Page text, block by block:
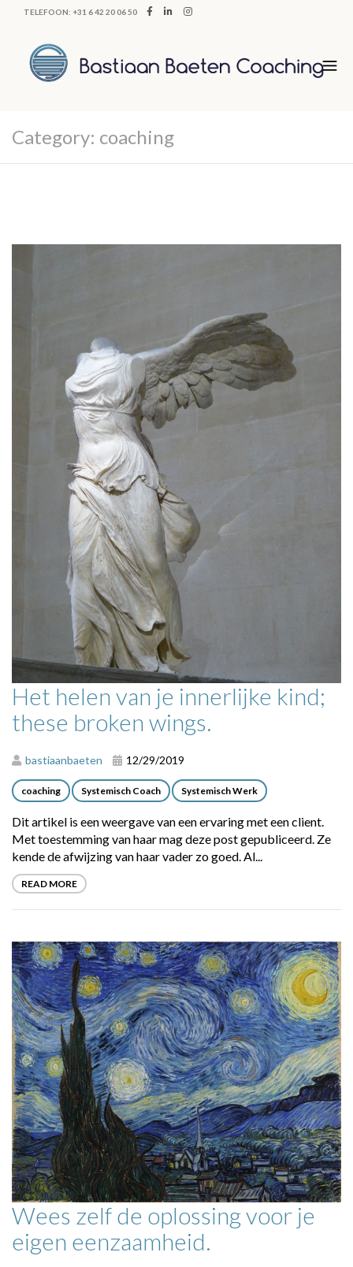
TELEFOON: +31 6 42 20 06 50
Category: coaching
Het helen van je innerlijke kind;
these broken wings.
bastiaanbaeten 12/29/2019
coaching Systemisch Coach Systemisch Werk
Dit artikel is een weergave van een ervaring met een client.
Met toestemming van haar mag deze post gepubliceerd. Ze
kende de afwijzing van haar vader zo goed. Al...
READ MORE
Wees zelf de oplossing voor je
eigen eenzaamheid.